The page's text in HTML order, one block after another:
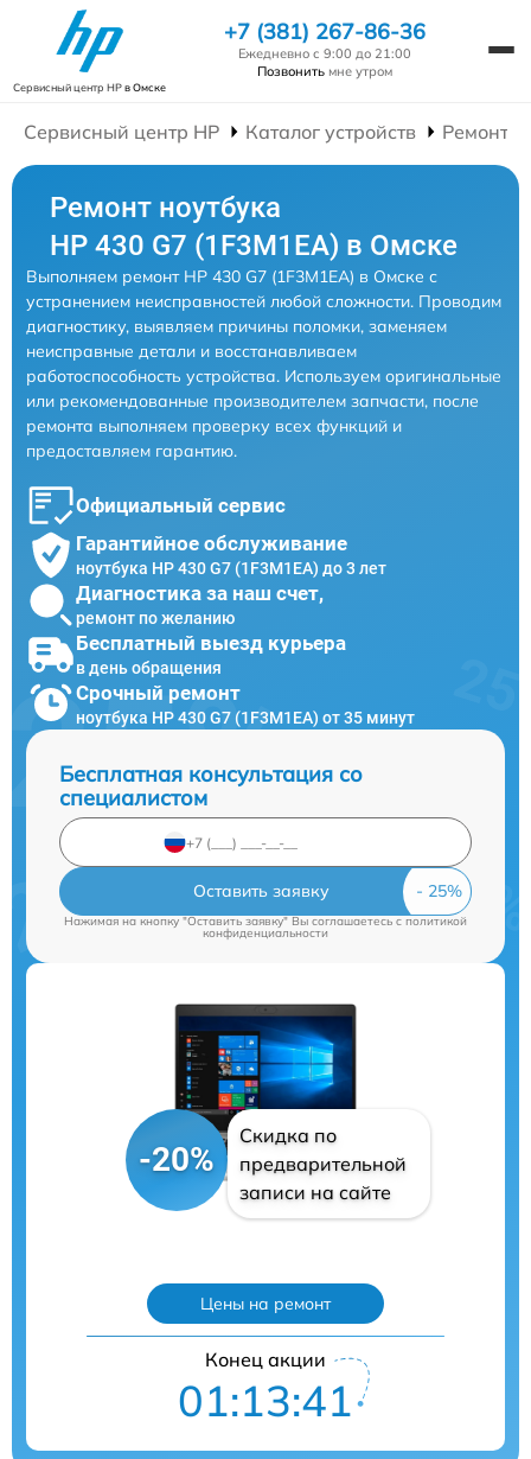
Сервисный центр HPв Омске
+7 (381) 267-86-36
Ежедневно с 9:00 до 21:00
Позвонить мне утром
Сервисный центр HP Каталог устройств Ремонт
Ремонт ноутбука
HP 430 G7 (1F3M1EA) в Омске
Выполняем ремонт HP 430 G7 (1F3M1EA) в Омске с
устранением неисправностей любой сложности. Проводим
диагностику, выявляем причины поломки, заменяем
неисправные детали и восстанавливаем
работоспособность устройства. Используем оригинальные
или рекомендованные производителем запчасти, после
ремонта выполняем проверку всех функций и
предоставляем гарантию.
Официальный сервис
Гарантийное обслуживание
ноутбука HP 430 G7 (1F3M1EA) до 3 лет
Диагностика за наш счет,
ремонт по желанию
Бесплатный выезд курьера
в день обращения
Срочный ремонт
ноутбука HP 430 G7 (1F3M1EA) от 35 минут
Бесплатная консультация со
специалистом
Оставить заявку
Нажимая на кнопку "Оставить заявку" Вы соглашаетесь cполитикой
конфиденциальности
-20%
Скидка по
предварительной
записи на сайте
Цены на ремонт
Конец акции
01:13:39